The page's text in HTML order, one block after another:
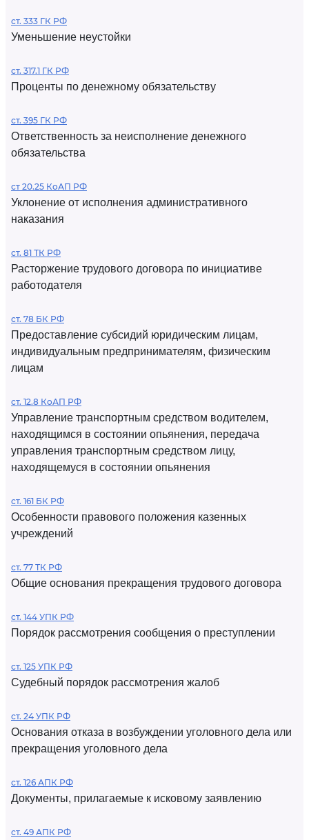
ст. 333 ГК РФ
Уменьшение неустойки
ст. 317.1 ГК РФ
Проценты по денежному обязательству
ст. 395 ГК РФ
Ответственность за неисполнение денежного
обязательства
ст 20.25 КоАП РФ
Уклонение от исполнения административного
наказания
ст. 81 ТК РФ
Расторжение трудового договора по инициативе
работодателя
ст. 78 БК РФ
Предоставление субсидий юридическим лицам,
индивидуальным предпринимателям, физическим
лицам
ст. 12.8 КоАП РФ
Управление транспортным средством водителем,
находящимся в состоянии опьянения, передача
управления транспортным средством лицу,
находящемуся в состоянии опьянения
ст. 161 БК РФ
Особенности правового положения казенных
учреждений
ст. 77 ТК РФ
Общие основания прекращения трудового договора
ст. 144 УПК РФ
Порядок рассмотрения сообщения о преступлении
ст. 125 УПК РФ
Судебный порядок рассмотрения жалоб
ст. 24 УПК РФ
Основания отказа в возбуждении уголовного дела или
прекращения уголовного дела
ст. 126 АПК РФ
Документы, прилагаемые к исковому заявлению
ст. 49 АПК РФ